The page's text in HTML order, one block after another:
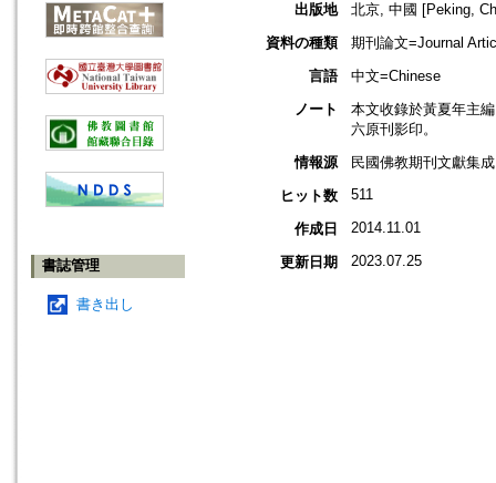
書誌管理
書き出し
出版地
北京, 中國 [Peking,
資料の種類
期刊論文=Journal
言語
中文=Chinese
ノート
本文收錄於黃夏年主
六原刊影印。
情報源
民國佛教期刊文獻集
ヒット数
511
作成日 2014.11.01
更新日期 2023.07.25